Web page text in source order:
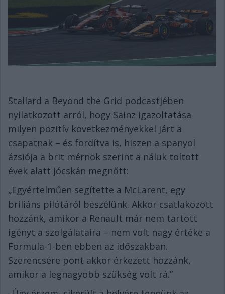
Stallard a Beyond the Grid podcastjében
nyilatkozott arról, hogy Sainz igazoltatása
milyen pozitív következményekkel járt a
csapatnak – és fordítva is, hiszen a spanyol
ázsiója a brit mérnök szerint a náluk töltött
évek alatt jócskán megnőtt:
„Egyértelműen segítette a McLarent, egy
briliáns pilótáról beszélünk. Akkor csatlakozott
hozzánk, amikor a Renault már nem tartott
igényt a szolgálataira – nem volt nagy értéke a
Formula-1-ben ebben az időszakban.
Szerencsére pont akkor érkezett hozzánk,
amikor a legnagyobb szükség volt rá.”